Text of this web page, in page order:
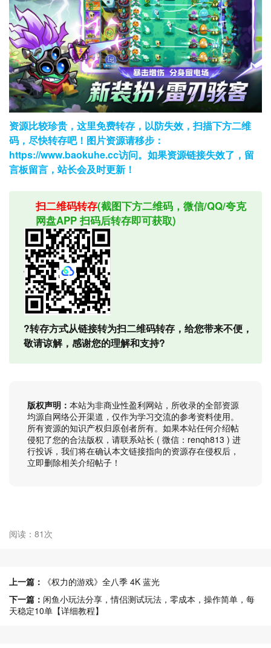
资源比较珍贵，这里免费转存，以防失效，扫描下方二维
码，尽快转存吧！图片资源请移步：
https://www.baokuhe.cc访问。如果资源链接失效了，留
言板留言，站长会及时更新！
扫二维码转存(截图下方二维码，微信/QQ/夸克
网盘APP 扫码后转存即可获取)
?转存方式从链接转为扫二维码转存，给您带来不便，
敬请谅解，感谢您的理解和支持?
版权声明： 本站为非商业性盈利网站，所收录的全部资源
均源自网络公开渠道，仅作为学习交流的参考资料使用。
所有资源的知识产权归原创者所有。如果本站任何介绍帖
侵犯了您的合法版权，请联系站长 ( 微信：renqh813 ) 进
行投诉，我们将在确认本文链接指向的资源存在侵权后，
立即删除相关介绍帖子！
阅读：81次
上一篇：
《权力的游戏》全八季 4K 蓝光
下一篇： 闲鱼小玩法分享，情侣测试玩法，零成本，操作简单，每
天稳定10单【详细教程】